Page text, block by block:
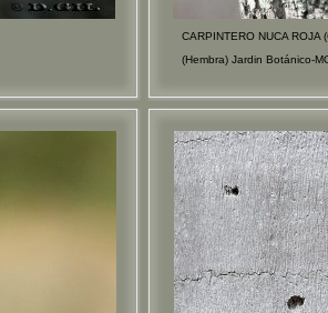
CARPINTERO NUCA ROJA
(Hembra) Jardin Botánico-